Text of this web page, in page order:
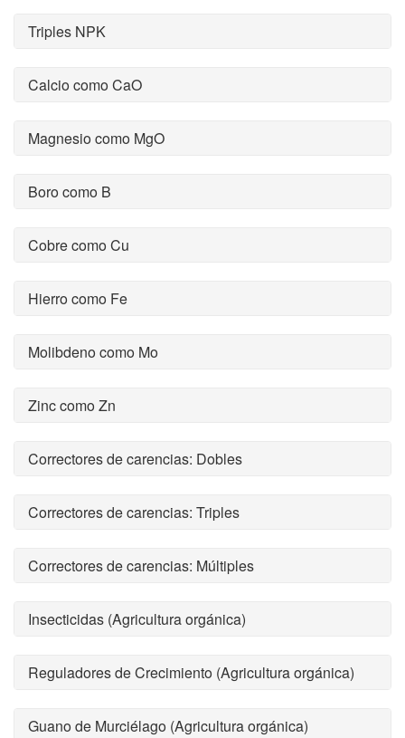
Triples NPK
Calcio como CaO
Magnesio como MgO
Boro como B
Cobre como Cu
Hierro como Fe
Molibdeno como Mo
Zinc como Zn
Correctores de carencias: Dobles
Correctores de carencias: Triples
Correctores de carencias: Múltiples
Insecticidas (Agricultura orgánica)
Reguladores de Crecimiento (Agricultura orgánica)
Guano de Murciélago (Agricultura orgánica)